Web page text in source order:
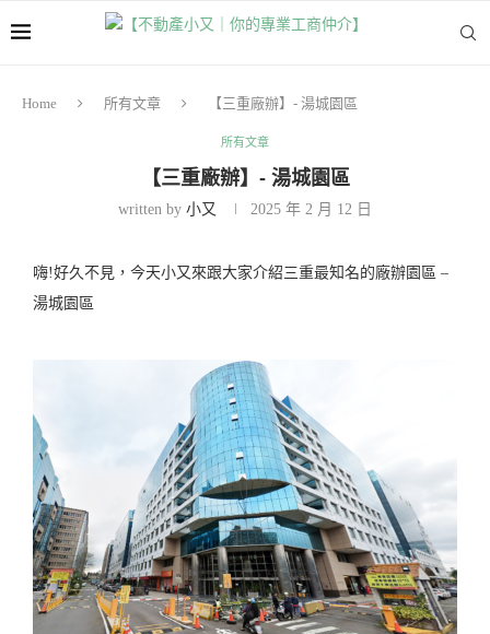
Home 所有文章 【三重廠辦】- 湯城園區
所有文章
【三重廠辦】- 湯城園區
written by 小又 2025 年 2 月 12 日
嗨!好久不見，今天小又來跟大家介紹三重最知名的廠辦園區 –
湯城園區